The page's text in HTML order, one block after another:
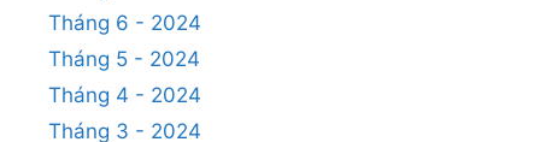
Tháng 6 - 2024
Tháng 5 - 2024
Tháng 4 - 2024
Tháng 3 - 2024